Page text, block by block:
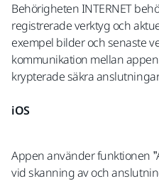
Behörigheten INTERNET
registrerade verktyg och
exempel bilder och senaste
kommunikation mellan
krypterade säkra
iOS
Appen använder funktionen
vid skanning av och